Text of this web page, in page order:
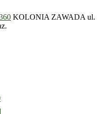
KOLONIA ZAWADA ul.